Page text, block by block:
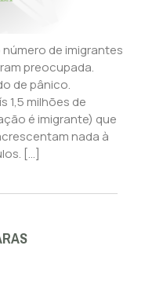
de imigrantes
preocupada.
de pânico.
1,5 milhões de
é imigrante) que
nada à
[…]